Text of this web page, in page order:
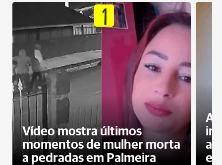
1
Vídeo mostra últimos
momentos de mulher morta
a pedradas em Palmeira